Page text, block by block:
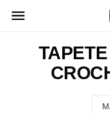
para
conteúdo